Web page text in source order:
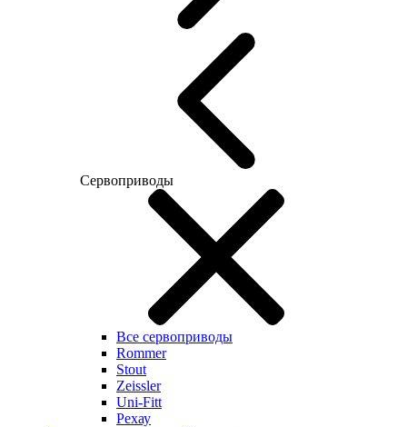
Сервоприводы
Все сервоприводы
Rommer
Stout
Zeissler
Uni-Fitt
Рехау